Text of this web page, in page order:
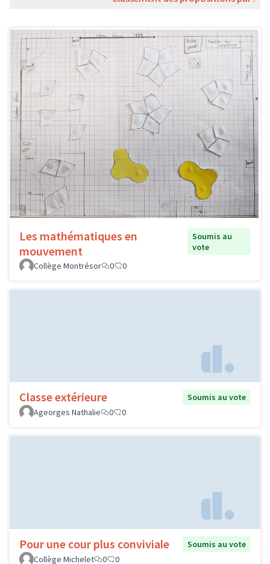
Les mathématiques en
mouvement
Soumis au
vote
Collège Montrésor
0 0
Classe extérieure
Soumis au vote
Ageorges Nathalie
0 0
Pour une cour plus conviviale
Soumis au vote
Collège Michelet
0 0